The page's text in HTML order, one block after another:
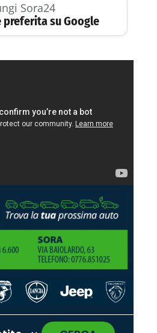
Sora24
preferita su Google